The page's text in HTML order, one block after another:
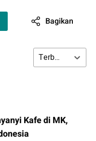
Bagikan
Terbaru
Kafe di MK,